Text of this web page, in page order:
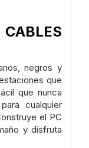
negros y
que
que nunca
cualquier
el PC
y disfruta